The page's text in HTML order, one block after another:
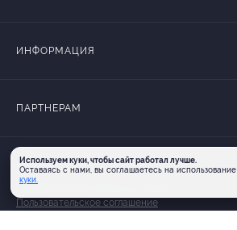
Используем куки, чтобы сайт работал лучше.
Оставаясь с нами, вы соглашаетесь на использование
куки.
ИНФОРМАЦИЯ
ПАРТНЕРАМ
© 2010-2026 BIGLION
Обработка персональных данных
Пользовательское соглашение